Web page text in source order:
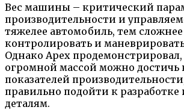
Вес машины – критический
производительности и
тяжелее автомобиль, тем сложнее
контролировать и
Однако Apex продемонстрировал,
огромной массой можно достичь
показателей
правильно подойти к
деталям.